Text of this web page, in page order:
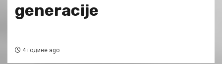
generacije
4 године ago